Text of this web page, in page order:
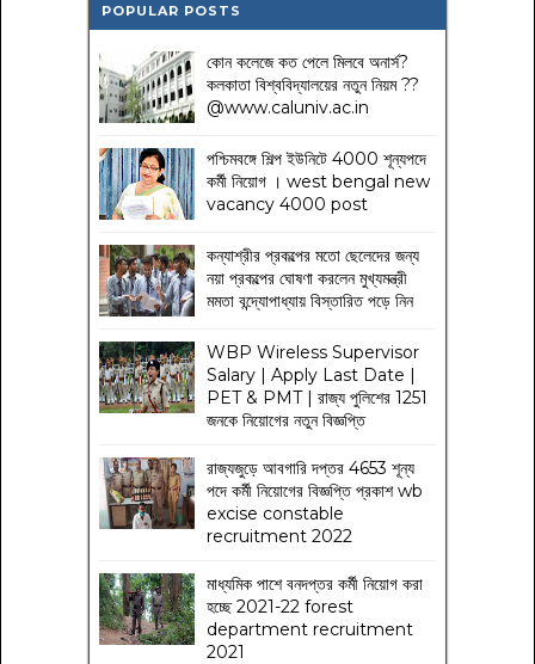
POPULAR POSTS
কোন কলেজে কত পেলে মিলবে অনার্স?
কলকাতা বিশ্ববিদ্যালয়ের নতুন নিয়ম??
@www.caluniv.ac.in
পশ্চিমবঙ্গে শিল্প ইউনিটে 4000 শূন্যপদে
কর্মী নিয়োগ । west bengal new
vacancy 4000 post
কন্যাশ্রীর প্রকল্পের মতো ছেলেদের জন্য
নয়া প্রকল্পের ঘোষণা করলেন মুখ্যমন্ত্রী
মমতা বন্দ্যোপাধ্যায় বিস্তারিত পড়ে নিন
WBP Wireless Supervisor
Salary | Apply Last Date |
PET & PMT | রাজ্য পুলিশের 1251
জনকে নিয়োগের নতুন বিজ্ঞপ্তি
রাজ্যজুড়ে আবগারি দপ্তর 4653 শূন্য
পদে কর্মী নিয়োগের বিজ্ঞপ্তি প্রকাশ wb
excise constable
recruitment 2022
মাধ্যমিক পাশে বনদপ্তর কর্মী নিয়োগ করা
হচ্ছে 2021-22 forest
department recruitment
2021